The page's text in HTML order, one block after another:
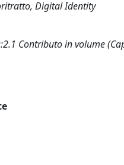
Digital Identity
Contributo in volume